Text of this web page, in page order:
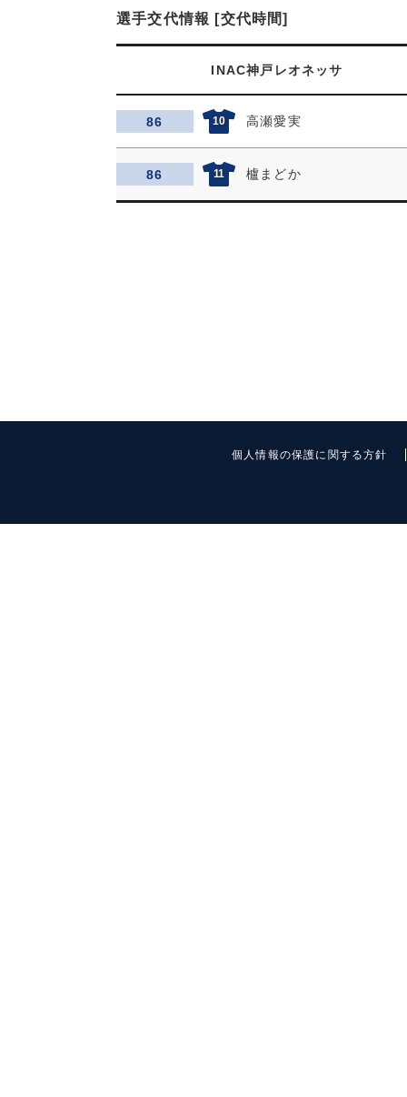
選手交代情報 [交代時間]
INAC神戸レオネッサ
86 10 高瀬愛実
86 11 櫨まどか
個人情報の保護に関する方針